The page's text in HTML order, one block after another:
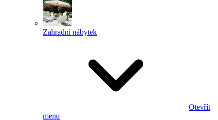
Zahradní nábytek
Otevřít
menu